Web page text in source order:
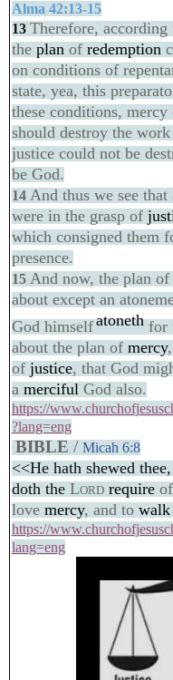
Alma 42:13-15
13 Therefore, according
the planof redemption
on conditions of
state, yea, this
these conditions,
should destroy the
justice could not be
be God.
14 And thus we see
were in the grasp of
which consigned them
presence.
15 And now, the plan
about except an
God himselfatonethfor
about the plan of mercy
of justice, that God
a merciful God also.
https://
?lang=eng
BIBLE/Micah 6:8
<<He hath shewed
doth the Lord requireof
love mercy, and to walk
https://
lang=eng